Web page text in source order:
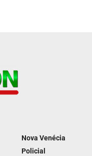
Nova Venécia
Policial